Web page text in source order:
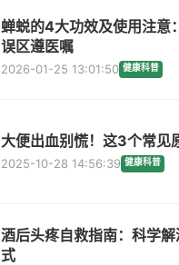
蝉蜕的4大功效及使用注意
误区遵医嘱
2026-01-25 13:01:50 健康科普
大便出血别慌！这3个常见
2025-10-28 14:56:39 健康科普
酒后头疼自救指南：科学
式